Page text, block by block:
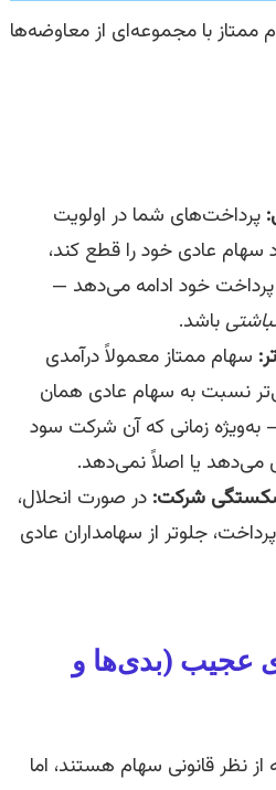
ممتاز با مجموعه‌ای از معاوضه‌ها
پرداخت‌های شما در اولویت
عادی خود را قطع کند،
خود ادامه می‌دهد —
باشد.
سهام ممتاز معمولاً درآمدی
نسبت به سهام عادی همان
زمانی که آن شرکت سود
می‌دهد یا اصلاً نمی‌دهد.
شرکت: در صورت انحلال،
جلوتر از سهامداران عادی
عجیب (بدی‌ها و
از نظر قانونی سهام هستند، اما